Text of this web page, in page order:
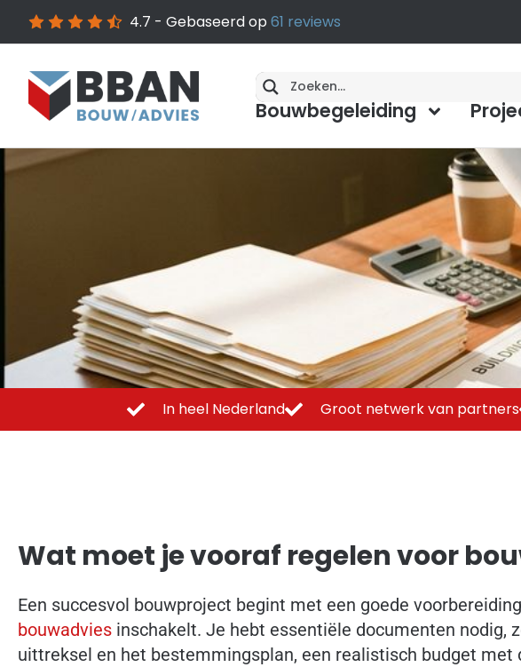
4.7 - Gebaseerd op 61 reviews
Bouwbegeleiding
In heel Nederland Groot netwerk van partners
Wat moet je vooraf regelen voor
Een succesvol bouwproject begint met een goede
bouwadvies inschakelt. Je hebt essentiële documenten nodig,
uittreksel en het bestemmingsplan, een realistisch budget met